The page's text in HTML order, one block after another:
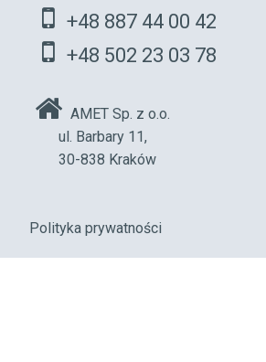
+48 887 44 00 42
+48 502 23 03 78
AMET Sp. z o.o.
ul. Barbary 11,
30-838 Kraków
Polityka prywatności